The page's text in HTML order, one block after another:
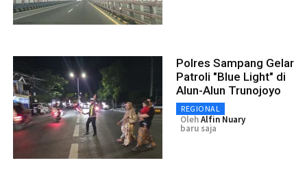
Polres Sampang Gelar
Patroli "Blue Light" di
Alun-Alun Trunojoyo
REGIONAL
OlehAlfin Nuary
baru saja